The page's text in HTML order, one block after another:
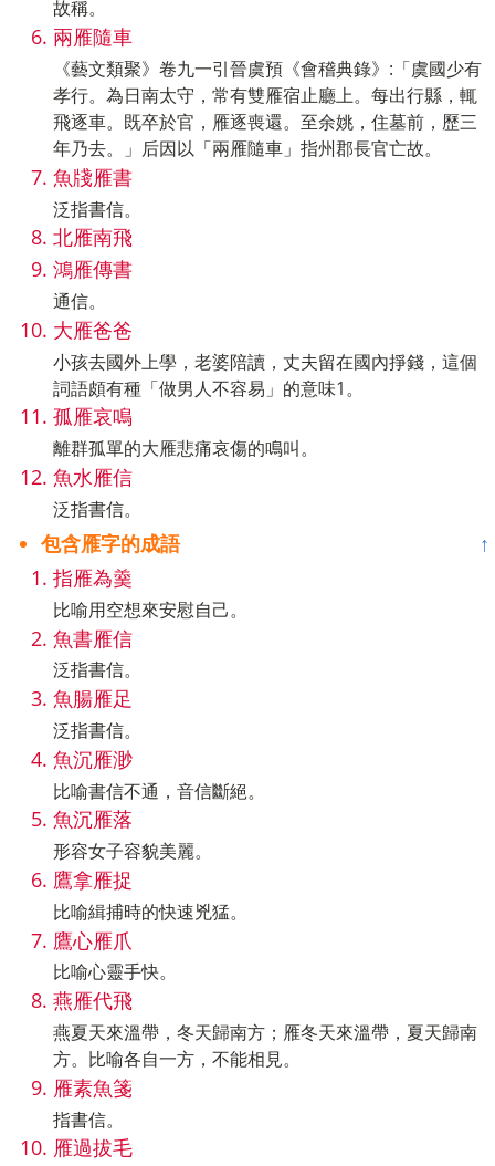
故稱。
兩雁隨車
《藝文類聚》卷九一引晉虞預《會稽典錄》:「虞國少有
孝行。為日南太守，常有雙雁宿止廳上。每出行縣，輒
飛逐車。既卒於官，雁逐喪還。至余姚，住墓前，歷三
年乃去。」后因以「兩雁隨車」指州郡長官亡故。
魚牋雁書
泛指書信。
北雁南飛
鴻雁傳書
通信。
大雁爸爸
小孩去國外上學，老婆陪讀，丈夫留在國內掙錢，這個
詞語頗有種「做男人不容易」的意味1。
孤雁哀鳴
離群孤單的大雁悲痛哀傷的鳴叫。
魚水雁信
泛指書信。
包含雁字的成語
↑
指雁為羹
比喻用空想來安慰自己。
魚書雁信
泛指書信。
魚腸雁足
泛指書信。
魚沉雁渺
比喻書信不通，音信斷絕。
魚沉雁落
形容女子容貌美麗。
鷹拿雁捉
比喻緝捕時的快速兇猛。
鷹心雁爪
比喻心靈手快。
燕雁代飛
燕夏天來溫帶，冬天歸南方；雁冬天來溫帶，夏天歸南
方。比喻各自一方，不能相見。
雁素魚箋
指書信。
雁過拔毛